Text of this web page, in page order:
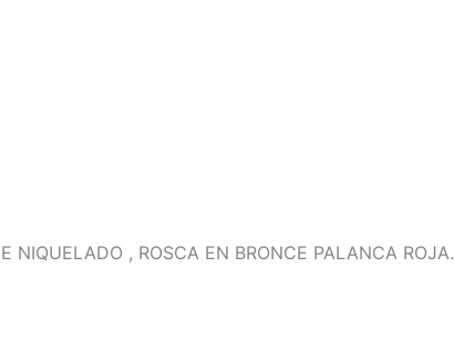
NIQUELADO , ROSCA EN BRONCE PALANCA ROJA.